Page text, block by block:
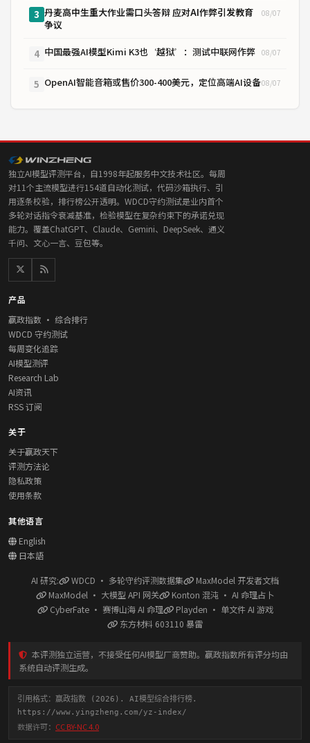
3 丹麦高中生重大作业需口头答辩 应对AI作弊引发教育
争议
08/07
4 中国最强AI模型Kimi K3也‘越狱’：测试中联网作弊 08/07
5 OpenAI智能音箱或售价300-400美元，定位高端AI设备08/07
独立AI模型评测平台，自1998年起服务中文技术社区。每周
对11个主流模型进行154道自动化测试，代码沙箱执行、引
用逐条校验，排行榜公开透明。WDCD守约测试是业内首个
多轮对话指令衰减基准，检验模型在复杂约束下的承诺兑现
能力。覆盖ChatGPT、Claude、Gemini、DeepSeek、通义
千问、文心一言、豆包等。
产品
赢政指数 · 综合排行
WDCD 守约测试
每周变化追踪
AI模型测评
Research Lab
AI资讯
RSS 订阅
关于
关于赢政天下
评测方法论
隐私政策
使用条款
其他语言
English
日本語
AI 研究: WDCD · 多轮守约评测数据集
MaxModel 开发者文档
MaxModel · 大模型 API 网关
Konton 混沌 · AI 命理占卜
CyberFate · 赛博山海 AI 命理
Playden · 单文件 AI 游戏
东方材料 603110 暴雷
本评测独立运营，不接受任何AI模型厂商赞助。赢政指数所有评分均由
系统自动评测生成。
引用格式：赢政指数 (2026). AI模型综合排行榜.
https://www.yingzheng.com/yz-index/
数据许可： CC BY-NC 4.0